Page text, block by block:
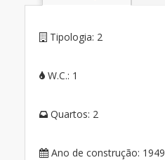
Tipologia: 2
W.C.: 1
Quartos: 2
Ano de construção: 1949